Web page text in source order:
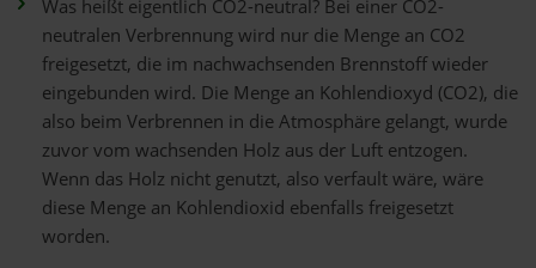
Was heißt eigentlich CO2-neutral? Bei einer CO2-
neutralen Verbrennung wird nur die Menge an CO2
freigesetzt, die im nachwachsenden Brennstoff wieder
eingebunden wird. Die Menge an Kohlendioxyd (CO2), die
also beim Verbrennen in die Atmosphäre gelangt, wurde
zuvor vom wachsenden Holz aus der Luft entzogen.
Wenn das Holz nicht genutzt, also verfault wäre, wäre
diese Menge an Kohlendioxid ebenfalls freigesetzt
worden.